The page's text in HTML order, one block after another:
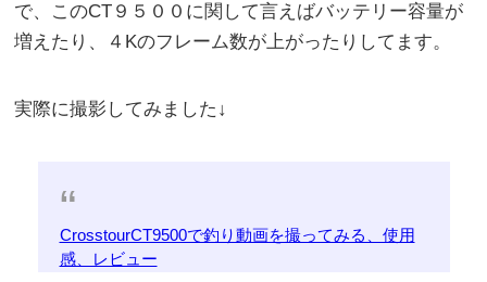
で、このCT９５００に関して言えばバッテリー容量が
増えたり、４Kのフレーム数が上がったりしてます。
実際に撮影してみました↓
CrosstourCT9500で釣り動画を撮ってみる、使用
感、レビュー